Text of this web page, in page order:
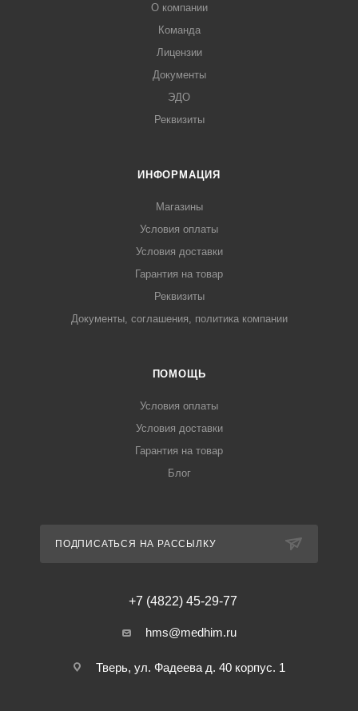
О компании
Команда
Лицензии
Документы
ЭДО
Реквизиты
ИНФОРМАЦИЯ
Магазины
Условия оплаты
Условия доставки
Гарантия на товар
Реквизиты
Документы, соглашения, политика компании
ПОМОЩЬ
Условия оплаты
Условия доставки
Гарантия на товар
Блог
ПОДПИСАТЬСЯ НА РАССЫЛКУ
+7 (4822) 45-29-77
hms@medhim.ru
Тверь, ул. Фадеева д. 40 корпус. 1